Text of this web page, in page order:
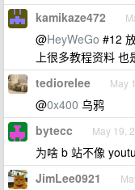
kamikaze472
@HeyWeGo #12
上很多教程资料 也
tediorelee May
@0x400 乌鸦
bytecc May 19,
为啥 b 站不像
JimLee0921